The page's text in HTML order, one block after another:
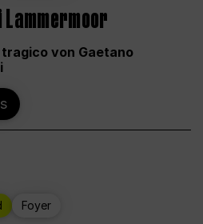
tragico von Gaetano
Foyer